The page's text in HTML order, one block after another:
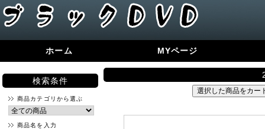
ホーム MYページ
検索条件
商品カテゴリから選ぶ
商品名を入力